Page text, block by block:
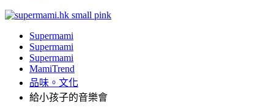
Supermami
Supermami
Supermami
MamiTrend
品味。文化
給小孩子的音樂會